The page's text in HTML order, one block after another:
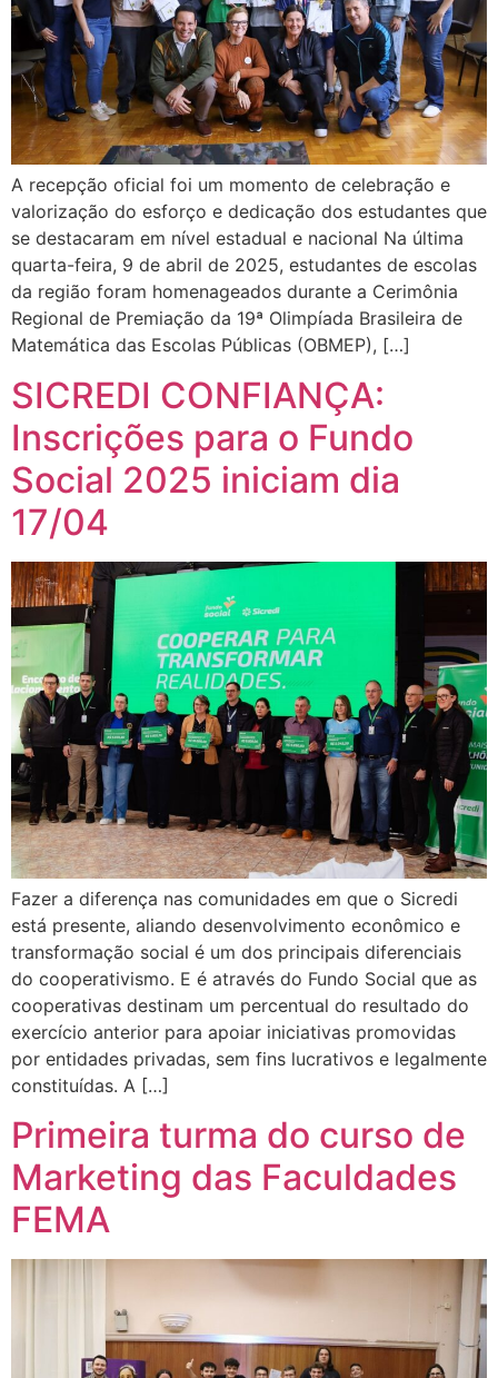
A recepção oficial foi um momento de celebração e
valorização do esforço e dedicação dos estudantes que
se destacaram em nível estadual e nacional Na última
quarta-feira, 9 de abril de 2025, estudantes de escolas
da região foram homenageados durante a Cerimônia
Regional de Premiação da 19ª Olimpíada Brasileira de
Matemática das Escolas Públicas (OBMEP), […]
SICREDI CONFIANÇA:
Inscrições para o Fundo
Social 2025 iniciam dia
17/04
Fazer a diferença nas comunidades em que o Sicredi
está presente, aliando desenvolvimento econômico e
transformação social é um dos principais diferenciais
do cooperativismo. E é através do Fundo Social que as
cooperativas destinam um percentual do resultado do
exercício anterior para apoiar iniciativas promovidas
por entidades privadas, sem fins lucrativos e legalmente
constituídas. A […]
Primeira turma do curso de
Marketing das Faculdades
FEMA